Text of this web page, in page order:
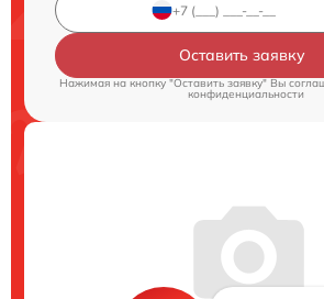
Оставить заявку
Нажимая на кнопку "Оставить заявку" Вы
конфиденциальности